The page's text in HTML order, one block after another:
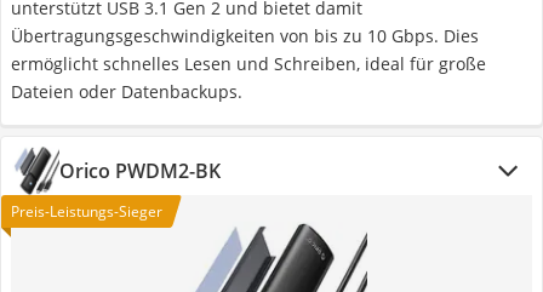
unterstützt USB 3.1 Gen 2 und bietet damit
Übertragungsgeschwindigkeiten von bis zu 10 Gbps. Dies
ermöglicht schnelles Lesen und Schreiben, ideal für große
Dateien oder Datenbackups.
Orico PWDM2-BK
Preis-Leistungs-Sieger